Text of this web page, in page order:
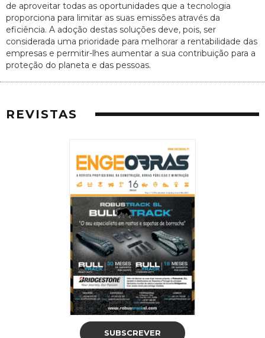
de aproveitar todas as oportunidades que a tecnologia
proporciona para limitar as suas emissões através da
eficiência. A adoção destas soluções deve, pois, ser
considerada uma prioridade para melhorar a rentabilidade das
empresas e permitir-lhes aumentar a sua contribuição para a
proteção do planeta e das pessoas.
REVISTAS
SUBSCREVER